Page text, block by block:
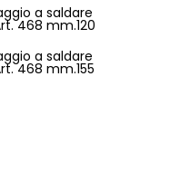
a saldare
468 mm.120
a saldare
468 mm.155